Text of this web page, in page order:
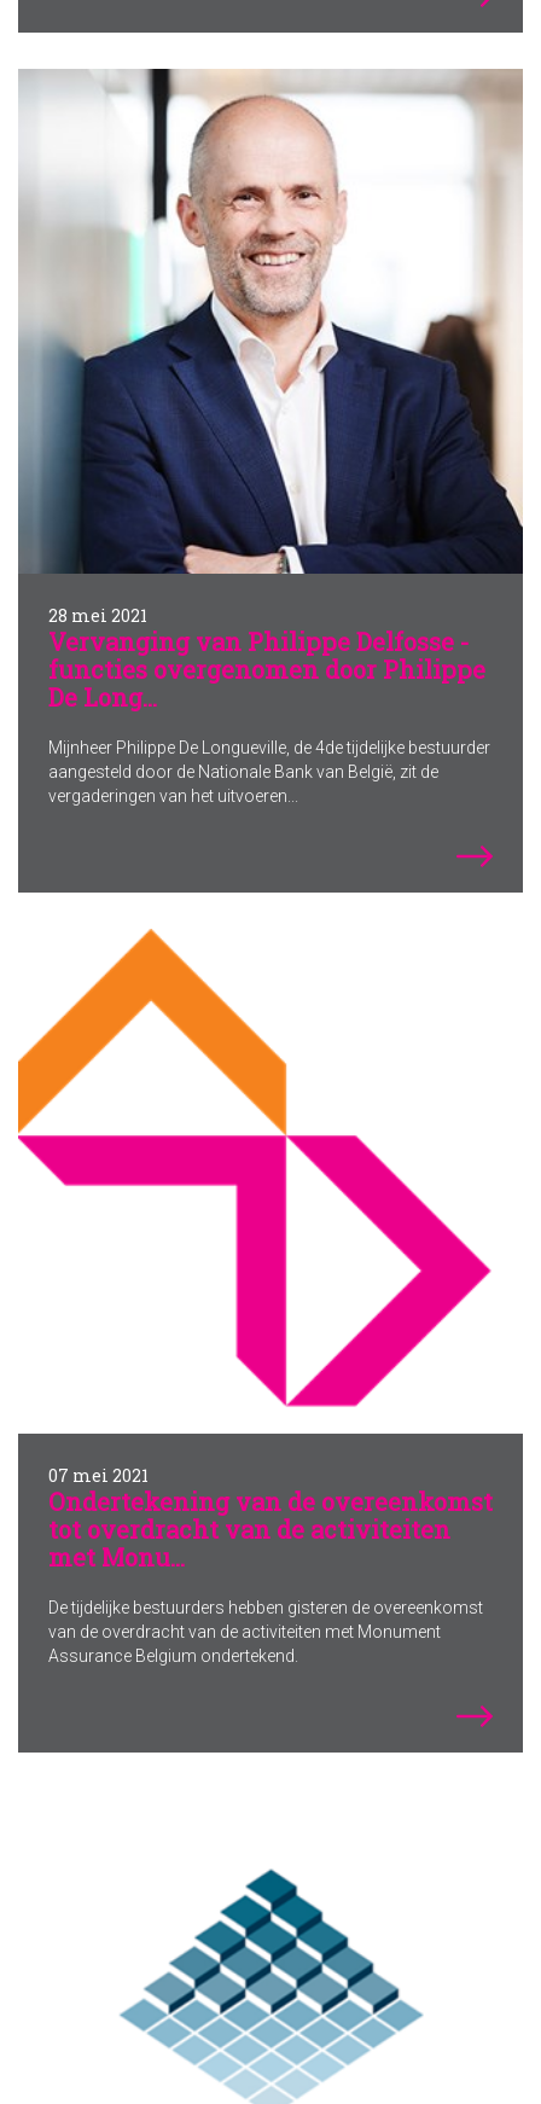
28 mei 2021
Vervanging van Philippe Delfosse -
functies overgenomen door Philippe
De Long...
Mijnheer Philippe De Longueville, de 4de tijdelijke bestuurder
aangesteld door de Nationale Bank van België, zit de
vergaderingen van het uitvoeren...
07 mei 2021
Ondertekening van de overeenkomst
tot overdracht van de activiteiten
met Monu...
De tijdelijke bestuurders hebben gisteren de overeenkomst
van de overdracht van de activiteiten met Monument
Assurance Belgium ondertekend.